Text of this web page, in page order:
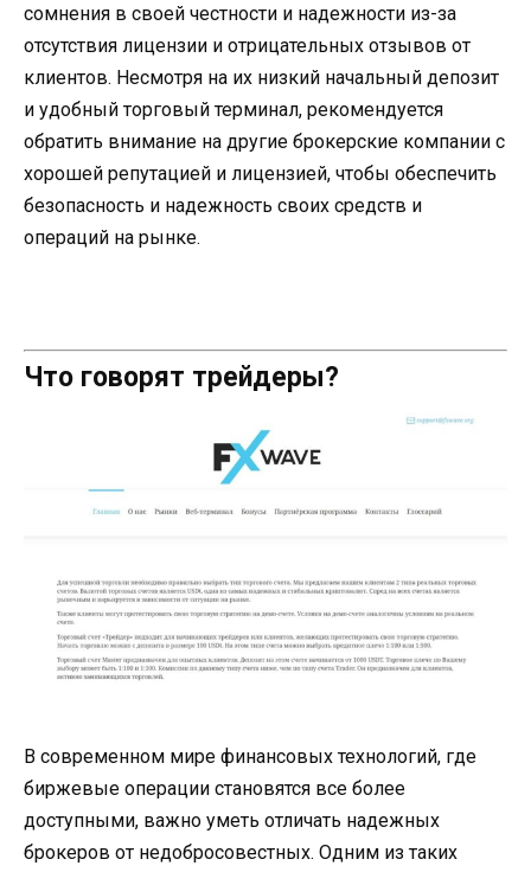
сомнения в своей честности и надежности из-за
отсутствия лицензии и отрицательных отзывов от
клиентов. Несмотря на их низкий начальный депозит
и удобный торговый терминал, рекомендуется
обратить внимание на другие брокерские компании с
хорошей репутацией и лицензией, чтобы обеспечить
безопасность и надежность своих средств и
операций на рынке.
Что говорят трейдеры?
В современном мире финансовых технологий, где
биржевые операции становятся все более
доступными, важно уметь отличать надежных
брокеров от недобросовестных. Одним из таких